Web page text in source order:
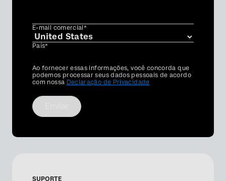
E-mail comercial*
País*
Privacy
Optin
Ao fornecer essas informações, você concorda que
podemos processar seus dados pessoais de acordo
com nossa Declaração de Privacidade
SUPORTE